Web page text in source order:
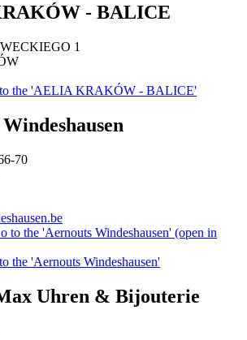
- BALICE
1
the 'AELIA KRAKÓW - BALICE'
70
to the 'Aernouts Windeshausen' (open in
the 'Aernouts Windeshausen'
Uhren & Bijouterie